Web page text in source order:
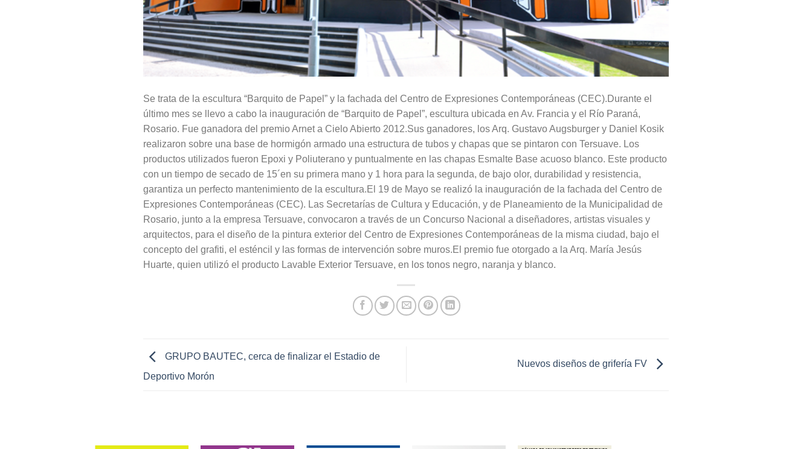
Se trata de la escultura “Barquito de Papel” y la fachada del Centro de Expresiones Contemporáneas (CEC).Durante el
último mes se llevo a cabo la inauguración de “Barquito de Papel”, escultura ubicada en Av. Francia y el Río Paraná,
Rosario. Fue ganadora del premio Arnet a Cielo Abierto 2012.Sus ganadores, los Arq. Gustavo Augsburger y Daniel Kosik
realizaron sobre una base de hormigón armado una estructura de tubos y chapas que se pintaron con Tersuave. Los
productos utilizados fueron Epoxi y Poliuterano y puntualmente en las chapas Esmalte Base acuoso blanco. Este producto
con un tiempo de secado de 15´en su primera mano y 1 hora para la segunda, de bajo olor, durabilidad y resistencia,
garantiza un perfecto mantenimiento de la escultura.El 19 de Mayo se realizó la inauguración de la fachada del Centro de
Expresiones Contemporáneas (CEC). Las Secretarías de Cultura y Educación, y de Planeamiento de la Municipalidad de
Rosario, junto a la empresa Tersuave, convocaron a través de un Concurso Nacional a diseñadores, artistas visuales y
arquitectos, para el diseño de la pintura exterior del Centro de Expresiones Contemporáneas de la misma ciudad, bajo el
concepto del grafiti, el esténcil y las formas de intervención sobre muros.El premio fue otorgado a la Arq. María Jesús
Huarte, quien utilizó el producto Lavable Exterior Tersuave, en los tonos negro, naranja y blanco.
GRUPO BAUTEC, cerca de finalizar el Estadio de
Deportivo Morón
Nuevos diseños de grifería FV